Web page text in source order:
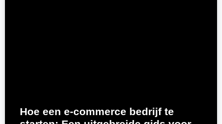
Hoe een e-commerce bedrijf te